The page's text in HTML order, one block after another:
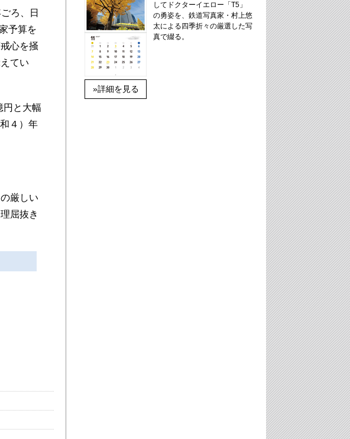
ろ、日
予算を
心を掻
てい
円と大幅
４）年
厳しい
屈抜き
»詳細を見る
してドクターイエロー「T5」
の勇姿を、鉄道写真家・村上悠
太による四季折々の厳選した写
真で綴る。